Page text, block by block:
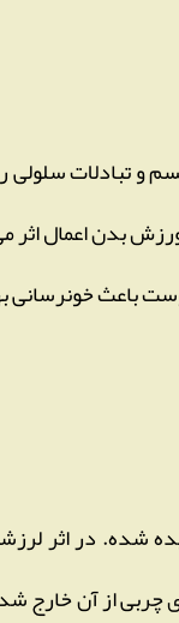
و تبادلات سلولی
بدن اعمال اثر
باعث خونرسانی
شده. در اثر
از آن خارج